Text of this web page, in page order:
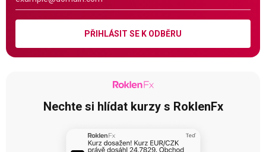
PŘIHLÁSIT SE K ODBĚRU
Nechte si hlídat kurzy s RoklenFx